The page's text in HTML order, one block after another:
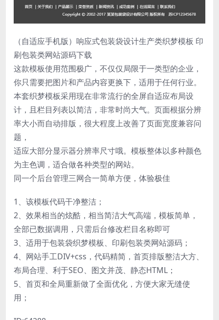
（自适应手机版）响应式包装袋设计生产类织梦模板 印
刷包装类网站源码下载
这款模板使用范围极广，不仅仅局限于一类型的企业，
你只需要把图片和产品内容更换下，适用于任何行业。
本套织梦模板采用现在非常流行的全屏自适应布局设
计，且栏目列表以简洁，非常时尚大气。页面根据分辨
率大小而自动排版，很大程度上改善了页面宽度兼容问
题，
适应大部分显示器分辨率尺寸哦。模板整体以多种颜色
为主色调，适合做各种类型的网站。
同一个后台管理三网合一简单方便，体验极佳
1、该模板代码干净整洁；
2、效果相当的炫酷，相当简洁大气高端，模板简单，
全部已数据调用，只需后台修改栏目名称即可
3、适用于包装袋织梦模板、印刷包装类网站源码；
4、网站手工DIV+css，代码精简，首页排版整洁大方、
布局合理、利于SEO、图文并茂、静态HTML；
5、首页和全局重新做了全面优化，方便大家无缝使
用；